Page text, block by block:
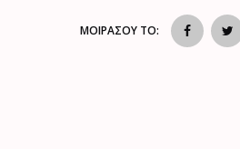
ΜΟΙΡΑΣΟΥ ΤΟ: